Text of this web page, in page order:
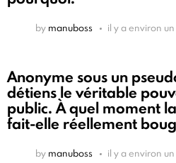
by manuboss il y a environ
Anonyme sous un
détiens le véritable
public. À quel moment
fait-elle réellement
by manuboss il y a environ